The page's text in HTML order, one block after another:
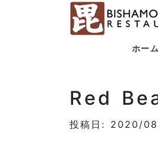
ホーム
Red
投稿日: 2020/